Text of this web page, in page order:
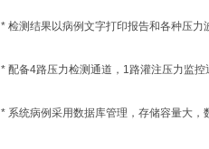
* 检测结果以病例文字打印报告和各种压力
* 配备4路压力检测通道，1路灌注压力监控
* 系统病例采用数据库管理，存储容量大，